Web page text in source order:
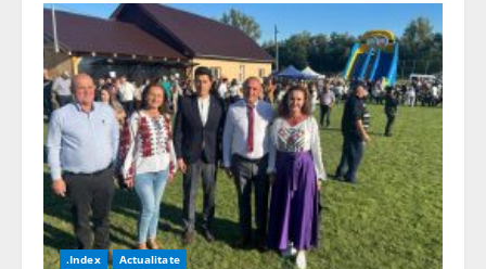
PNL
Călin
Petru
Marian:
„Acum,
mai
mult
ca
niciodată,
avem
nevoie
de
Barajul
de
la
Mihăileni!”
.Index Actualitate